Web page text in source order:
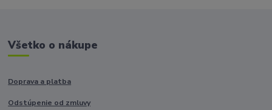
Všetko o nákupe
Doprava a platba
Odstúpenie od zmluvy